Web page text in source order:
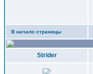
В начало страницы
Strider